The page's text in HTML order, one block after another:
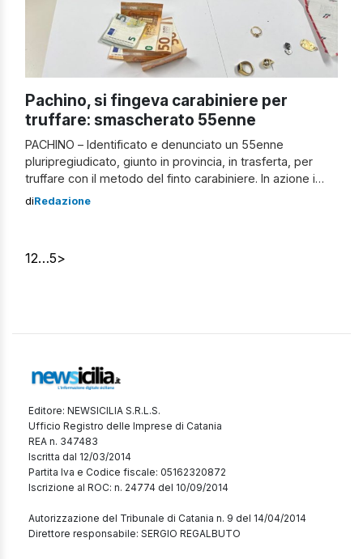
Pachino, si fingeva carabiniere per
truffare: smascherato 55enne
PACHINO – Identificato e denunciato un 55enne
pluripregiudicato, giunto in provincia, in trasferta, per
truffare con il metodo del finto carabiniere. In azione i
carabinieri di Pachino e del Nucleo Investigativo di
[…]
diRedazione
12…5>
Editore: NEWSICILIA S.R.L.S.
Ufficio Registro delle Imprese di Catania
REA n. 347483
Iscritta dal 12/03/2014
Partita Iva e Codice fiscale: 05162320872
Iscrizione al ROC: n. 24774 del 10/09/2014
Autorizzazione del Tribunale di Catania n. 9 del 14/04/2014
Direttore responsabile: SERGIO REGALBUTO